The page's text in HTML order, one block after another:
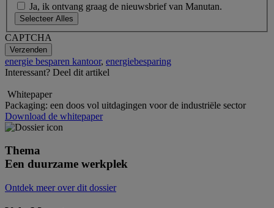
Ja, ik ontvang graag de nieuwsbrief van Manutan.
Selecteer Alles
CAPTCHA
energie besparen kantoor, energiebesparing
Interessant? Deel dit artikel
Whitepaper
Packaging: een doos vol uitdagingen voor de industriële sector
Download de whitepaper
Thema
Een duurzame werkplek
Ontdek meer over dit dossier